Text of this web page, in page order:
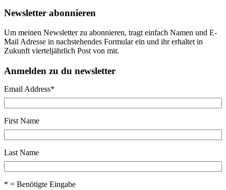
Newsletter abonnieren
Um meinen Newsletter zu abonnieren, tragt einfach Namen und E-
Mail Adresse in nachstehendes Formular ein und ihr erhaltet in
Zukunft vierteljährlich Post von mir.
Anmelden zu du newsletter
Email Address*
First Name
Last Name
* = Benötigte Eingabe